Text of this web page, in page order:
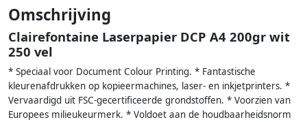
Omschrijving
Clairefontaine Laserpapier DCP A4 200gr wit
250 vel
* Speciaal voor Document Colour Printing. * Fantastische
kleurenafdrukken op kopieermachines, laser- en inkjetprinters. *
Vervaardigd uit FSC-gecertificeerde grondstoffen. * Voorzien van
Europees milieukeurmerk. * Voldoet aan de houdbaarheidsnorm